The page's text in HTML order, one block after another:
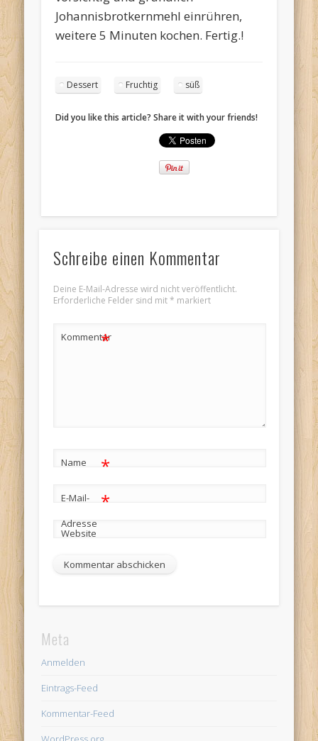
Johannisbrotkernmehl einrühren,
weitere 5 Minuten kochen. Fertig.!
Dessert Fruchtig süß
Did you like this article? Share it with your friends!
Schreibe einen Kommentar
Deine E-Mail-Adresse wird nicht veröffentlicht.
Erforderliche Felder sind mit* markiert
Kommentar
*
Name *
E-Mail-
Adresse
*
Website
Meta
Anmelden
Eintrags-Feed
Kommentar-Feed